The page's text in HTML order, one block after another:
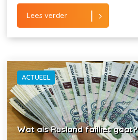
Lees verder
ACTUEEL
Wat als Rusland failliet gaat?